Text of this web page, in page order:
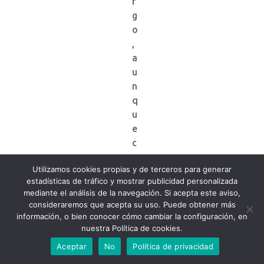
g
o
,
a
u
n
q
u
e
c
o
n
u
n
l
i
g
e
Utilizamos cookies propias y de terceros para generar
estadísticas de tráfico y mostrar publicidad personalizada
mediante el análisis de la navegación. Si acepta este aviso,
consideraremos que acepta su uso. Puede obtener más
información, o bien conocer cómo cambiar la configuración, en
nuestra Política de cookies.
Aceptar
No Política de privacidad